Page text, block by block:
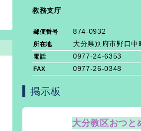
教務支庁
郵便番号 874-0932
所在地 大分県別府市野口
電話 0977-24-6353
FAX 0977-26-0348
掲示板
大分教区おつと